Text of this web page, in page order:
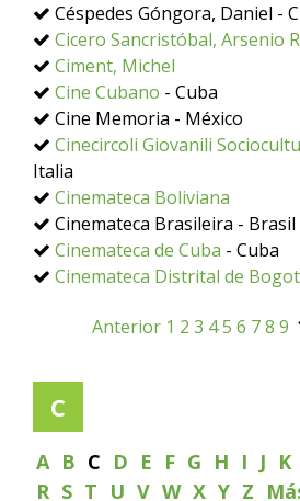
Céspedes Góngora, Daniel -
Cicero Sancristóbal, Arsenio
Ciment, Michel
Cine Cubano - Cuba
Cine Memoria - México
Cinecircoli Giovanili
Italia
Cinemateca Boliviana
Cinemateca Brasileira - Brasil
Cinemateca de Cuba - Cuba
Cinemateca Distrital de
Anterior 1 2 3 45 6 78 9
C
A B C D E F G H I J K
R S T U V W X Y Z